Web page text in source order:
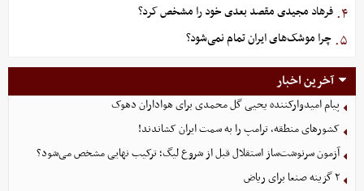
۴. فرهاد مجیدی مقصد بعدی خود را مشخص کرد؟
۵. چرا موشک‌های ایران تمام نمی‌شود؟
آخرین اخبار
پیام امیدوارکننده یحیی گل محمدی برای هواداران دهوک
کشورهای منطقه، ترامپ را به سمت ایران کشاندند!
آزمون سرنوشت‌ساز استقلال قبل از شروع لیگ؛ ترکیب نهایی مشخص می‌شود؟
۲ گزینه صنعا برای ریاض